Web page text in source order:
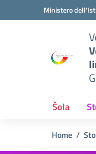
Pojdi na vsebino
Vai al menu di navigazione
Ministero
Šola
Home